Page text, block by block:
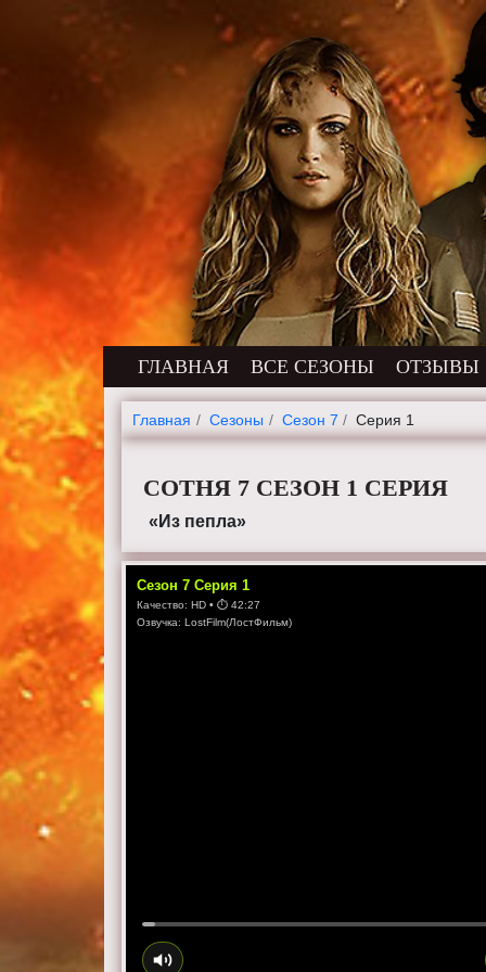
ГЛАВНАЯ ВСЕ СЕЗОНЫ ОТЗЫВЫ
Главная Cезоны Сезон 7 Серия 1
СОТНЯ 7 СЕЗОН 1 СЕРИЯ
«Из пепла»
Сезон7 Серия1
Качество:HD • ⏱42:27
Озвучка:LostFilm(ЛостФильм)